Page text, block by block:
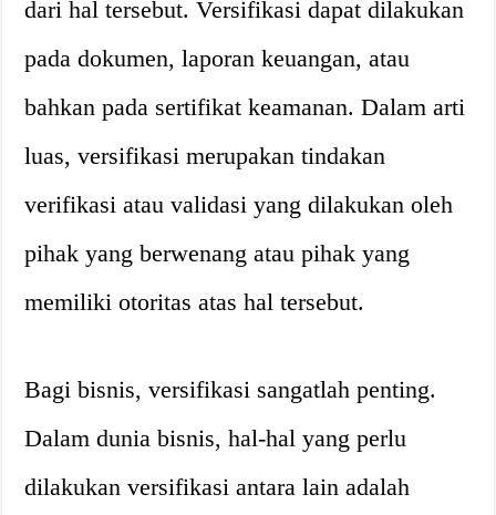
dari hal tersebut. Versifikasi dapat dilakukan
pada dokumen, laporan keuangan, atau
bahkan pada sertifikat keamanan. Dalam arti
luas, versifikasi merupakan tindakan
verifikasi atau validasi yang dilakukan oleh
pihak yang berwenang atau pihak yang
memiliki otoritas atas hal tersebut.
Bagi bisnis, versifikasi sangatlah penting.
Dalam dunia bisnis, hal-hal yang perlu
dilakukan versifikasi antara lain adalah